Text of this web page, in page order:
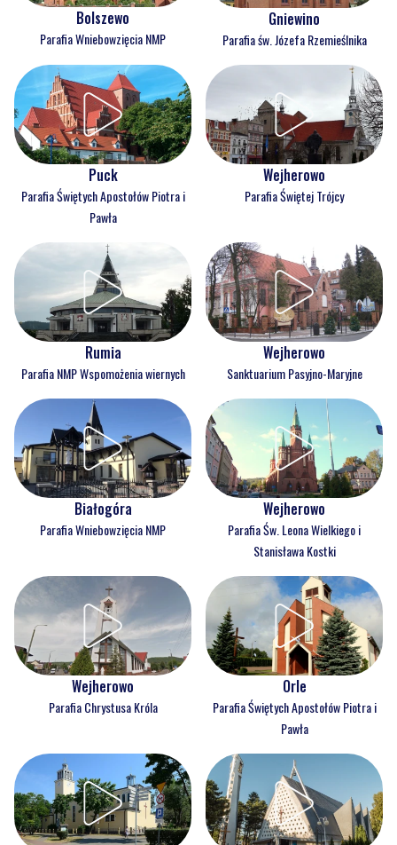
Bolszewo
Parafia Wniebowzięcia NMP
Gniewino
Parafia św. Józefa Rzemieślnika
Puck
Parafia Świętych Apostołów Piotra i
Pawła
Wejherowo
Parafia Świętej Trójcy
Rumia
Parafia NMP Wspomożenia wiernych
Wejherowo
Sanktuarium Pasyjno-Maryjne
Białogóra
Parafia Wniebowzięcia NMP
Wejherowo
Parafia Św. Leona Wielkiego i
Stanisława Kostki
Wejherowo
Parafia Chrystusa Króla
Orle
Parafia Świętych Apostołów Piotra i
Pawła